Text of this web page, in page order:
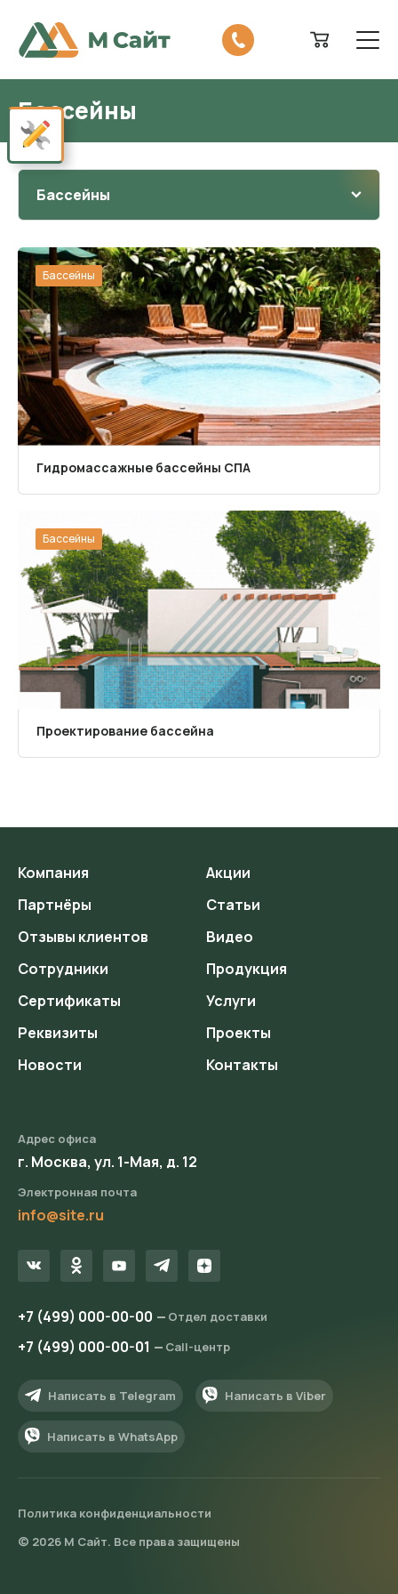
Бассейны
Бассейны
Бассейны
Гидромассажные бассейны СПА
Бассейны
Проектирование бассейна
Компания
Партнёры
Отзывы клиентов
Сотрудники
Сертификаты
Реквизиты
Новости
Акции
Статьи
Видео
Продукция
Услуги
Проекты
Контакты
Адрес офиса
г. Москва, ул. 1-Мая, д. 12
Электронная почта
info@site.ru
+7 (499) 000-00-00 Отдел доставки
+7 (499) 000-00-01 Call-центр
Написать в Telegram Написать в Viber
Написать в WhatsApp
© 2026 М Сайт. Все права защищены
Политика конфиденциальности
Показать панель настроек сайта